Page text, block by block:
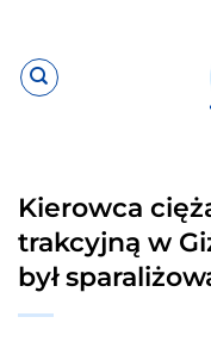
zawartości
Kierowca
trakcyjną w
był